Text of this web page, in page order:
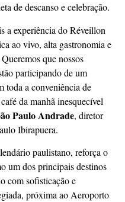
de descanso e celebração.
a experiência do Réveillon
ao vivo, alta gastronomia e
que nossos
participando de um
toda a conveniência de
da manhã inesquecível
Paulo Andrade, diretor
Ibirapuera.
paulistano, reforça o
um dos principais destinos
com sofisticação e
próxima ao Aeroporto